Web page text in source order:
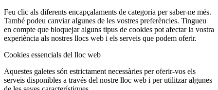
Feu clic als diferents encapçalaments de categoria per saber-ne més.
També podeu canviar algunes de les vostres preferències. Tingueu
en compte que bloquejar alguns tipus de cookies pot afectar la vostra
experiència als nostres llocs web i els serveis que podem oferir.
Cookies essencials del lloc web
Aquestes galetes són estrictament necessàries per oferir-vos els
serveis disponibles a través del nostre lloc web i per utilitzar algunes